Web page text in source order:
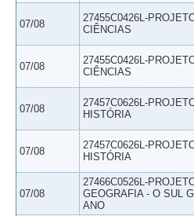
07/08
27455C0426L-
CIÊNCIAS
07/08
27455C0426L-
CIÊNCIAS
07/08
27457C0626L-
HISTÓRIA
07/08
27457C0626L-
HISTÓRIA
07/08
27466C0526L-
GEOGRAFIA - O SUL
ANO